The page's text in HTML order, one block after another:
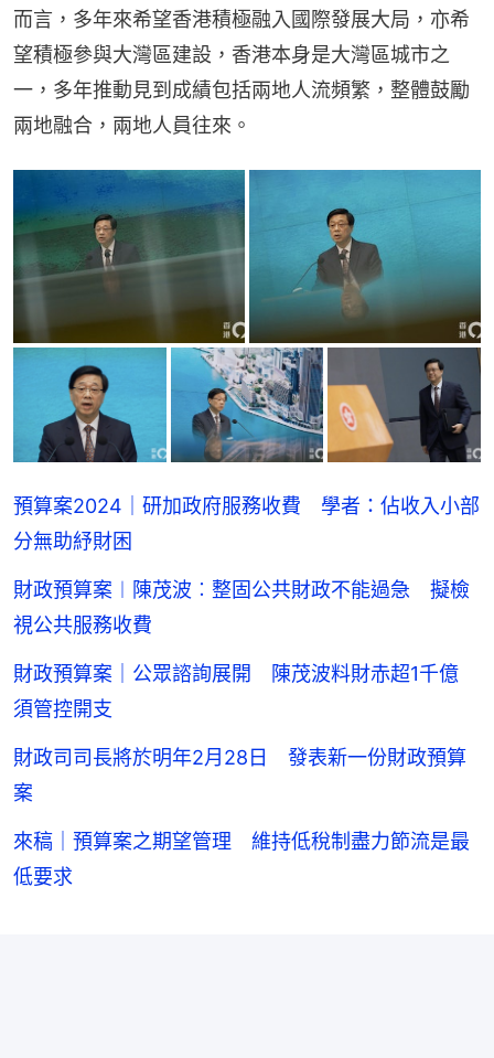
而言，多年來希望香港積極融入國際發展大局，亦希
望積極參與大灣區建設，香港本身是大灣區城市之
一，多年推動見到成績包括兩地人流頻繁，整體鼓勵
兩地融合，兩地人員往來。
預算案2024｜研加政府服務收費 學者：佔收入小部
分無助紓財困
財政預算案︱陳茂波︰整固公共財政不能過急 擬檢
視公共服務收費
財政預算案｜公眾諮詢展開 陳茂波料財赤超1千億
須管控開支
財政司司長將於明年2月28日 發表新一份財政預算
案
來稿｜預算案之期望管理 維持低稅制盡力節流是最
低要求